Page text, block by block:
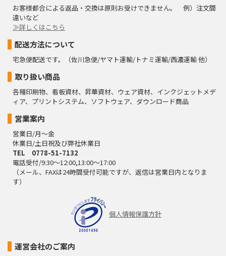
お客様都合による返品・交換は原則お受けできません。 例）注文間
違いなど
≫詳しくはこちら
配送方法について
宅急便配送です。（佐川急便/ヤマト運輸/トナミ運輸/西濃運輸 他）
取り扱い商品
各種印刷物、看板資材、昇華資材、ウェア資材、インクジェットメデ
ィア、プリントシステム、ソフトウェア、ダウンロード商品
営業案内
営業日/月～金
休業日/土日祝及び弊社休業日
TEL 0778-51-7132
電話受付/9:30～12:00,13:00～17:00
（メール、FAXは24時間受付可能ですが、返信は営業日内となりま
す）
個人情報保護方針
運営会社のご案内